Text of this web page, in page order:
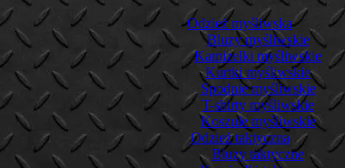
Odzież myśliwska
Bluzy myśliwskie
Kamizelki myśliwskie
Kurtki myśliwskie
Spodnie myśliwskie
T-shirty myśliwskie
Koszule myśliwskie
Odzież taktyczna
Bluzy taktyczne